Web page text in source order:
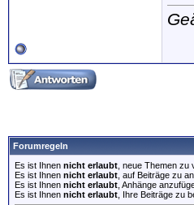
Forumregeln
Es ist Ihnen nicht erlaubt , neue Themen zu
Es ist Ihnen nicht erlaubt , auf Beiträge zu
Es ist Ihnen nicht erlaubt , Anhänge
Es ist Ihnen nicht erlaubt , Ihre Beiträge zu